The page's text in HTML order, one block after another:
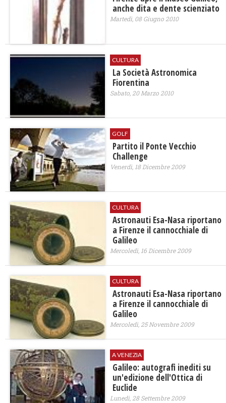
anche dita e dente scienziato
Martedì, 08 Giugno 2010
CULTURA
La Società Astronomica
Fiorentina
Sabato, 20 Marzo 2010
GOLF
Partito il Ponte Vecchio
Challenge
Venerdì, 18 Dicembre 2009
CULTURA
Astronauti Esa-Nasa riportano
a Firenze il cannocchiale di
Galileo
Mercoledì, 16 Dicembre 2009
CULTURA
Astronauti Esa-Nasa riportano
a Firenze il cannocchiale di
Galileo
Mercoledì, 25 Novembre 2009
A VENEZIA
Galileo: autografi inediti su
un'edizione dell'Ottica di
Euclide
Lunedì, 28 Settembre 2009